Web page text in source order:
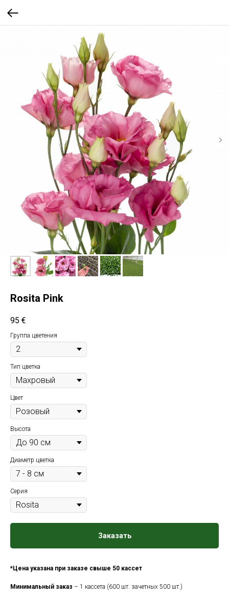
Rosita Pink
95 €
Группа цветения
Тип цветка
Цвет
Высота
Диаметр цветка
Серия
Заказать
*Цена указана при заказе свыше 50 кассет
Минимальный заказ – 1 кассета (600 шт. зачетных 500 шт.)